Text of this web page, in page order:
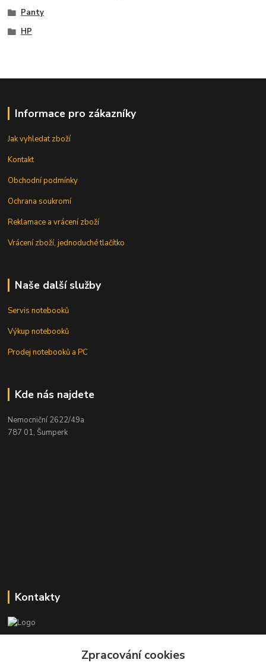
Panty
HP
Informace pro zákazníky
Jak vyhledat zboží
Kontakt
Obchodní podmínky
Ochrana soukromí
Reklamace a vrácení zboží
Vrácení zboží, jednoduché tlačítko
Naše další služby
Servis notebooků
Výkup notebooků
Prodej notebooků a PC
Kde nás najdete
Nemocniční 2622/49a
787 01, Šumperk
Kontakty
+420 601 366 545Zpracování cookies